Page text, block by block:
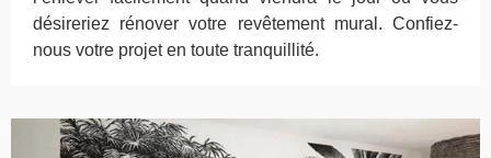
désireriez rénover votre revêtement mural. Confiez-
nous votre projet en toute tranquillité.